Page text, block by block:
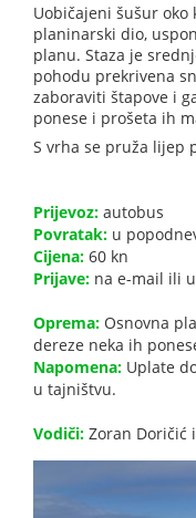
Uobičajeni šušur oko
planinarski dio,
planu. Staza je
pohodu prekrivena
zaboraviti štapove i
ponese i prošeta ih
S vrha se pruža lijep
Prijevoz: autobus
Povratak: u
Cijena: 60 kn
Prijave: na e-mail ili
Oprema: Osnovna
dereze neka ih
Napomena: Uplate
u tajništvu.
Vodiči: Zoran Doričić